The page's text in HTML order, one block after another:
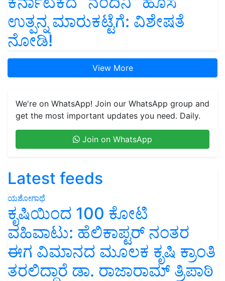
ಉತ್ಪನ್ನ ಮಾರುಕಟ್ಟೆಗೆ: ವಿಶೇಷತೆ
ನೋಡಿ!
View More
We're on WhatsApp! Join our WhatsApp group and
get the most important updates you need. Daily.
Join on WhatsApp
Latest feeds
ಯಶೋಗಾಥೆ
ಕೃಷಿಯಿಂದ 100 ಕೋಟಿ
ವಹಿವಾಟು: ಹೆಲಿಕಾಪ್ಟರ್ ನಂತರ
ಈಗ ವಿಮಾನದ ಮೂಲಕ ಕೃಷಿ ಕ್ರಾಂತಿ
ತರಲಿದ್ದಾರೆ ಡಾ. ರಾಜಾರಾಮ್ ತ್ರಿಪಾಠಿ